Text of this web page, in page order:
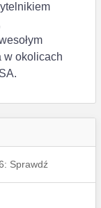
w okolicach
Sprawdź